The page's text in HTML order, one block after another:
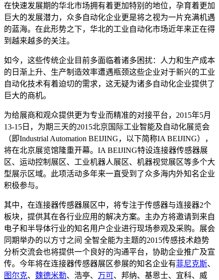
在快速发展期的华北市场拥有着更加特别的地位，孕育着更加
巨大的发展潜力，众多自动化企业更是将之视为一片充满机遇
的蓝海。在此形势之下，华北的工业自动化市场近年来正在得
到越来越多的关注。
如今，这些传统企业目前多面临着诸多困扰：人力和生产成本
的日渐上升、生产制造效率遭遇瓶颈这些企业对于新兴的工业
自动化技术有着迫切的需求，这无疑为诸多自动化企业提供了
巨大的商机。
为给展商和观众提供更为专业而精准的对接平台，2015年5月
13-15日，为期三天的2015北京国际工业智能及自动化展览会
（即Industrial Automation BEIJING，以下简称IA BEIJING），
将在北京展览馆隆重开幕。IA BEIJING特设连接器传感器展
区、运动控制展区、工业机器人展区、机器视觉展区等多个大
型展示区域。此项活动多年来一直受到了众多海内外知名企业
积极参与。
其中，在连接器传感器展区中，将专注于传感器与连接器2个
板块，提供其在各行业应用的解决方案。主办方将邀请到来自
电子和半导体行业的知名用户企业进行现场参观及采购。展会
同期举办的以方寸之间 全智全能为主题的2015传感技术趋势
分析交流会也将提供一个良好的沟通平台，协助企业推广及宣
传。今年将在连接器传感器展区参展的知名企业有菲尼克斯、
图尔克、 魏德米勒、浩亭、 万可、邦纳、基恩士、宜科、威